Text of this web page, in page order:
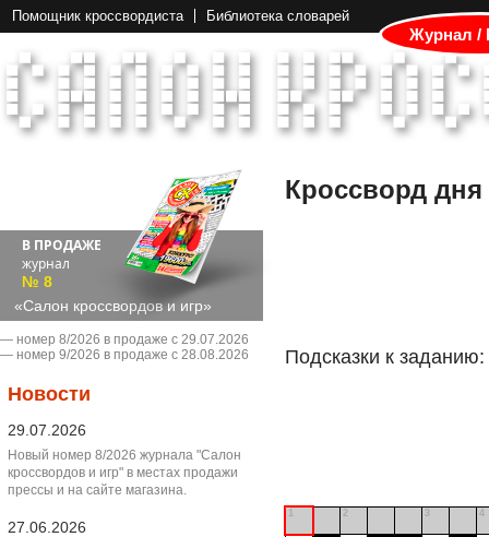
Помощник кроссвордиста Библиотека словарей
Журнал /
В ПРОДАЖЕ
журнал
№ 8
«Салон кроссвордов и игр»
― номер 8/2026 в продаже с 29.07.2026
― номер 9/2026 в продаже с 28.08.2026
Новости
29.07.2026
Новый номер 8/2026 журнала "Салон
кроссвордов и игр" в местах продажи
прессы и на сайте магазина.
27.06.2026
Кроссворд дня
Подсказки к заданию:
1 2 3 4